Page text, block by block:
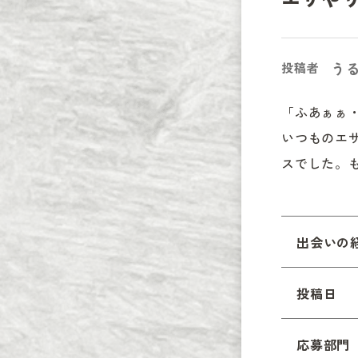
投稿者 う
「ふあぁぁ
いつものエ
スでした。
出会いの
投稿日
応募部門